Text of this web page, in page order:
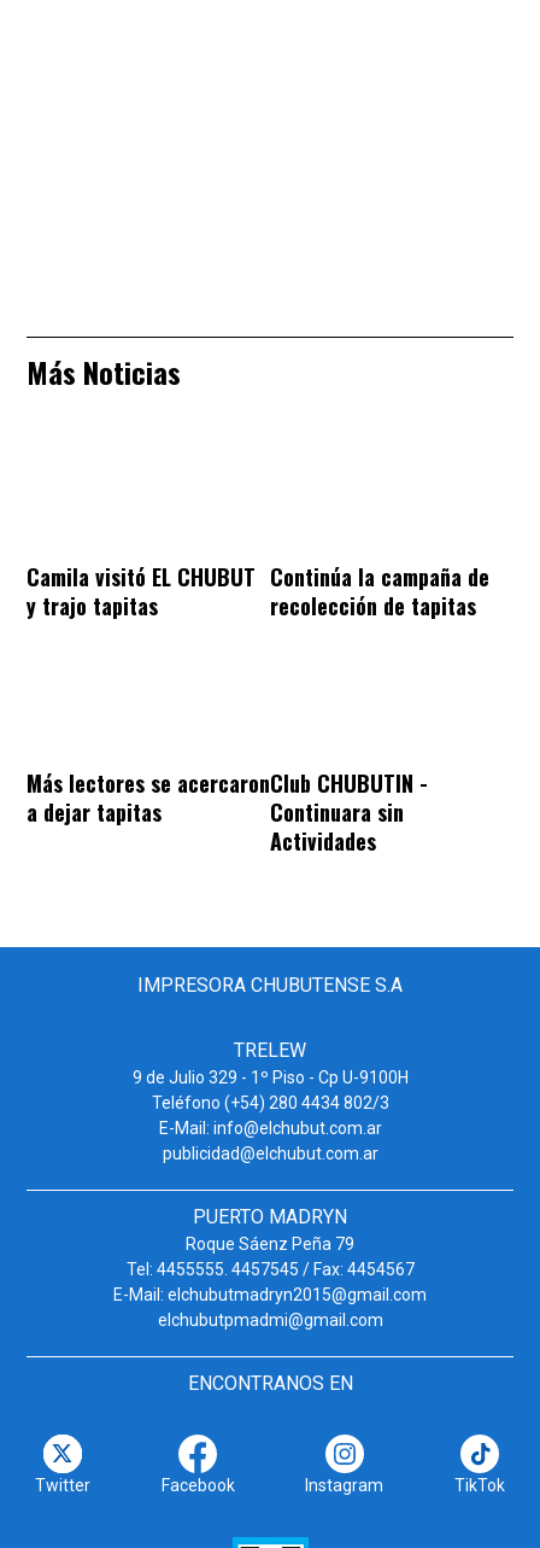
Más Noticias
Camila visitó EL CHUBUT
y trajo tapitas
Continúa la campaña de
recolección de tapitas
Más lectores se acercaron
a dejar tapitas
Club CHUBUTIN -
Continuara sin
Actividades
IMPRESORA CHUBUTENSE S.A
TRELEW
9 de Julio 329 - 1º Piso - Cp U-9100H
Teléfono (+54) 280 4434 802/3
E-Mail: info@elchubut.com.ar
publicidad@elchubut.com.ar
PUERTO MADRYN
Roque Sáenz Peña 79
Tel: 4455555. 4457545 / Fax: 4454567
E-Mail: elchubutmadryn2015@gmail.com
elchubutpmadmi@gmail.com
ENCONTRANOS EN
Twitter Facebook Instagram TikTok